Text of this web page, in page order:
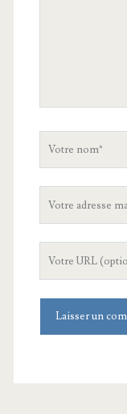
site